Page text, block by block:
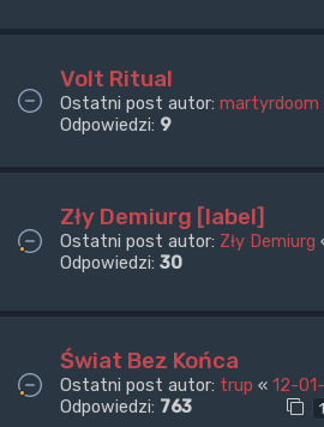
Volt Ritual
Ostatni post autor: martyrdoom
Odpowiedzi: 9
Zły Demiurg [label]
Ostatni post autor: Zły Demiurg
Odpowiedzi: 30
Świat Bez Końca
Ostatni post autor: trup « 12-
Odpowiedzi: 763 1